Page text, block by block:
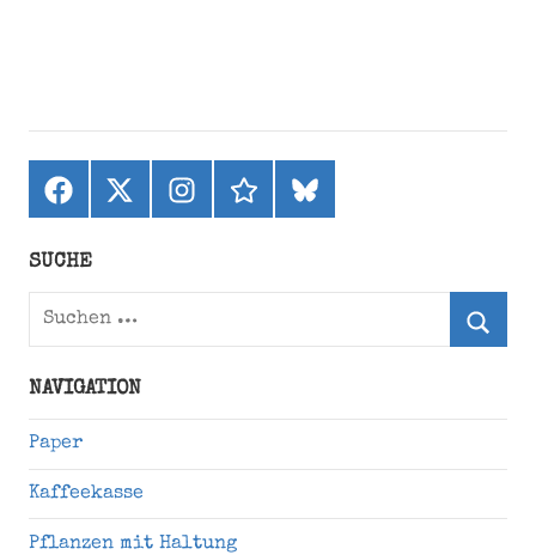
Facebook
X
(ehemals
Instagramthreadsbluesky
SUCHE
Suchen
NAVIGATION
Paper
Kaffeekasse
Pflanzen mit Haltung